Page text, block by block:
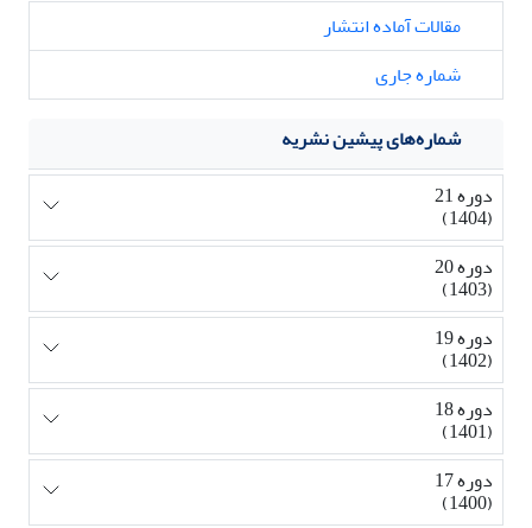
مقالات آماده انتشار
شماره جاری
شماره‌های پیشین نشریه
دوره 21
(1404)
دوره 20
(1403)
دوره 19
(1402)
دوره 18
(1401)
دوره 17
(1400)